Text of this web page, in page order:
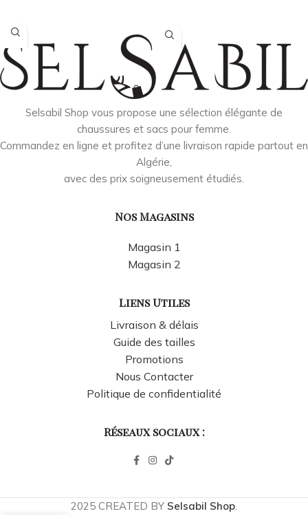
Selsabil Shop vous propose une sélection élégante de
chaussures et sacs pour femme.
Commandez en ligne et profitez d’une livraison rapide partout en
Algérie,
avec des prix soigneusement étudiés.
Nos Magasins
Magasin 1
Magasin 2
Liens Utiles
Livraison & délais
Guide des tailles
Promotions
Nous Contacter
Politique de confidentialité
Réseaux sociaux :
2025 CREATED BY Selsabil Shop.